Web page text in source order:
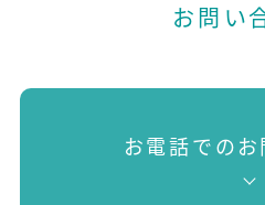
お問い
お電話での